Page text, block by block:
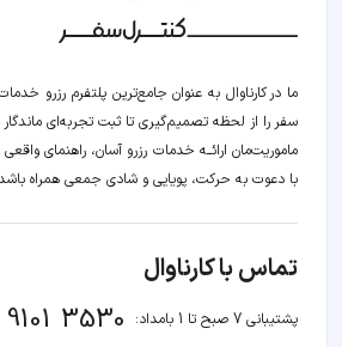
ما در کارناوال به عنوان جامع‌ترین پلتفرم رزرو
سفر را از لحظه‌ تصمیم‌گیری تا ثبت تجربه‌ای
ماموریت‌مان اراﺋــﻪ خدمات رزرو آسان، راهنمای
با دعوت به حرکت، پویایی و شادی جمعی همراه
تماس با کارناوال
پشتیبانی 7 صبح تا 1 بامداد: 9101 3530